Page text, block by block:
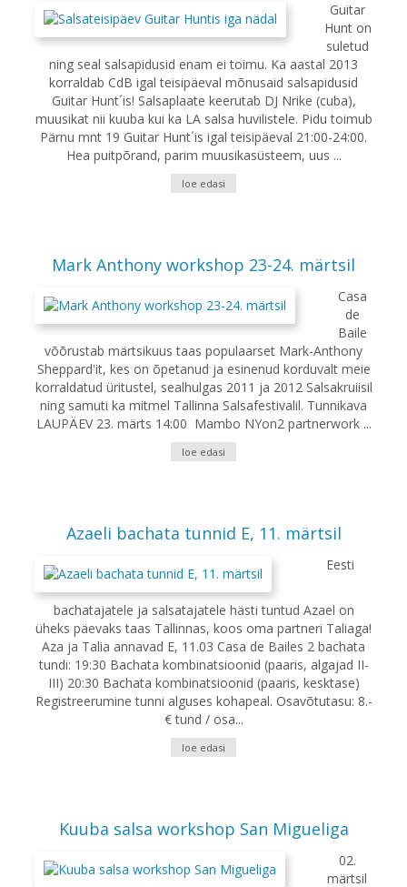
Guitar
Hunt on
suletud
ning seal salsapidusid enam ei toimu. Ka aastal 2013
korraldab CdB igal teisipäeval mõnusaid salsapidusid
Guitar Hunt´is! Salsaplaate keerutab DJ Nrike (cuba),
muusikat nii kuuba kui ka LA salsa huvilistele. Pidu toimub
Pärnu mnt 19 Guitar Hunt´is igal teisipäeval 21:00-24:00.
Hea puitpõrand, parim muusikasüsteem, uus ...
loe edasi
Mark Anthony workshop 23-24. märtsil
Casa
de
Baile
võõrustab märtsikuus taas populaarset Mark-Anthony
Sheppard'it, kes on õpetanud ja esinenud korduvalt meie
korraldatud üritustel, sealhulgas 2011 ja 2012 Salsakruiisil
ning samuti ka mitmel Tallinna Salsafestivalil. Tunnikava
LAUPÄEV 23. märts 14:00 Mambo NYon2 partnerwork ...
loe edasi
Azaeli bachata tunnid E, 11. märtsil
Eesti
bachatajatele ja salsatajatele hästi tuntud Azael on
üheks päevaks taas Tallinnas, koos oma partneri Taliaga!
Aza ja Talia annavad E, 11.03 Casa de Bailes 2 bachata
tundi: 19:30 Bachata kombinatsioonid (paaris, algajad II-
III) 20:30 Bachata kombinatsioonid (paaris, kesktase)
Registreerumine tunni alguses kohapeal. Osavõtutasu: 8.-
€ tund / osa...
loe edasi
Kuuba salsa workshop San Migueliga
02.
märtsil